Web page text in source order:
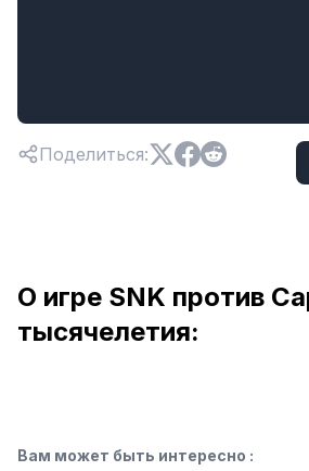
Поделиться:
О игре SNK против
тысячелетия:
Вам может быть интересно :